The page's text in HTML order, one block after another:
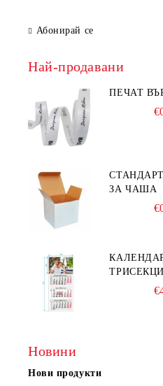
Абонирай се
Най-продавани
ПЕЧАТ
ЗА ЧАША
КАЛЕНДАР
Новини
Нови продукти